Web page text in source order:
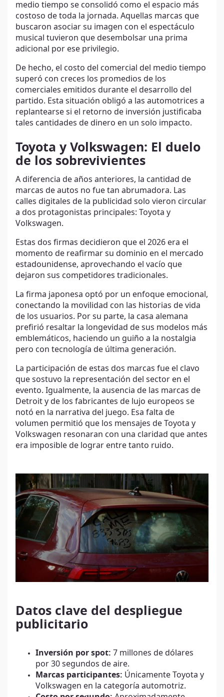
medio tiempo se consolidó como el espacio más
costoso de toda la jornada. Aquellas marcas que
buscaron asociar su imagen con el espectáculo
musical tuvieron que desembolsar una prima
adicional por ese privilegio.
De hecho, el costo del comercial del medio tiempo
superó con creces los promedios de los
comerciales emitidos durante el desarrollo del
partido. Esta situación obligó a las automotrices a
replantearse si el retorno de inversión justificaba
tales cantidades de dinero en un solo impacto.
Toyota y Volkswagen: El duelo
de los sobrevivientes
A diferencia de años anteriores, la cantidad de
marcas de autos no fue tan abrumadora. Las
calles digitales de la publicidad solo vieron circular
a dos protagonistas principales: Toyota y
Volkswagen.
Estas dos firmas decidieron que el 2026 era el
momento de reafirmar su dominio en el mercado
estadounidense, aprovechando el vacío que
dejaron sus competidores tradicionales.
La firma japonesa optó por un enfoque emocional,
conectando la movilidad con las historias de vida
de los usuarios. Por su parte, la casa alemana
prefirió resaltar la longevidad de sus modelos más
emblemáticos, haciendo un guiño a la nostalgia
pero con tecnología de última generación.
La participación de estas dos marcas fue el clavo
que sostuvo la representación del sector en el
evento. Igualmente, la ausencia de las marcas de
Detroit y de los fabricantes de lujo europeos se
notó en la narrativa del juego. Esa falta de
volumen permitió que los mensajes de Toyota y
Volkswagen resonaran con una claridad que antes
era imposible de lograr entre tanto ruido.
Datos clave del despliegue
publicitario
Inversión por spot: 7 millones de dólares
por 30 segundos de aire.
Marcas participantes: Únicamente Toyota y
Volkswagen en la categoría automotriz.